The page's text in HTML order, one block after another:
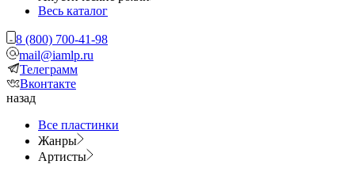
Весь каталог
8 (800) 700-41-98
mail@iamlp.ru
Телеграмм
Вконтакте
назад
Все пластинки
Жанры
Артисты